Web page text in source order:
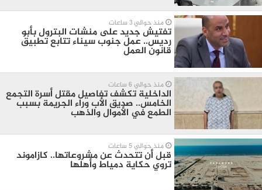
منذ حوالي 3 ساعات
تفتيش جديد على منشات البترول بأبو
رديس.. عمل جنوب سيناء تتابع تطبيق
قانون العمل
منذ حوالي 6 ساعات
الداخلية تكشف تفاصيل مقتل أسرة التجمع
الخامس.. صديق الأب وراء الجريمة بسبب
الطمع في الأموال والذهب
منذ حوالي 5 ساعات
قبل أن تتحدث عن مشروعاتها.. كازاموند
تروي حكاية دمياط وأهلها